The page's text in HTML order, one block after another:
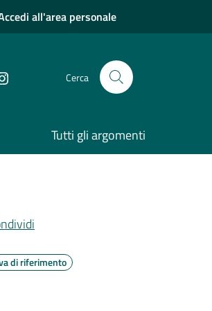
all'area personale
Cerca
Tutti gli argomenti
di riferimento